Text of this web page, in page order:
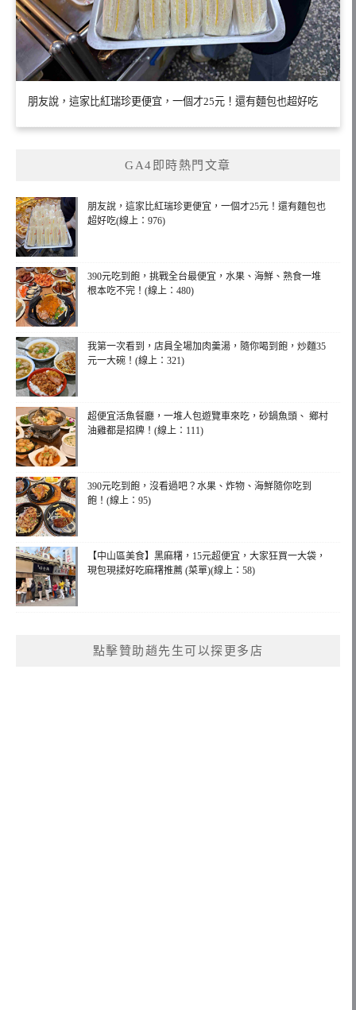
朋友說，這家比紅瑞珍更便宜，一個才25元！還有麵包也超好吃
GA4即時熱門文章
朋友說，這家比紅瑞珍更便宜，一個才25元！還有麵包也
超好吃(線上：976)
390元吃到飽，挑戰全台最便宜，水果、海鮮、熟食一堆
根本吃不完！(線上：480)
我第一次看到，店員全場加肉羹湯，隨你喝到飽，炒麵35
元一大碗！(線上：321)
超便宜活魚餐廳，一堆人包遊覽車來吃，砂鍋魚頭、 鄉村
油雞都是招牌！(線上：111)
390元吃到飽，沒看過吧？水果、炸物、海鮮隨你吃到
飽！(線上：95)
【中山區美食】黑麻糬，15元超便宜，大家狂買一大袋，
現包現揉好吃麻糬推薦 (菜單)(線上：58)
點擊贊助趙先生可以探更多店